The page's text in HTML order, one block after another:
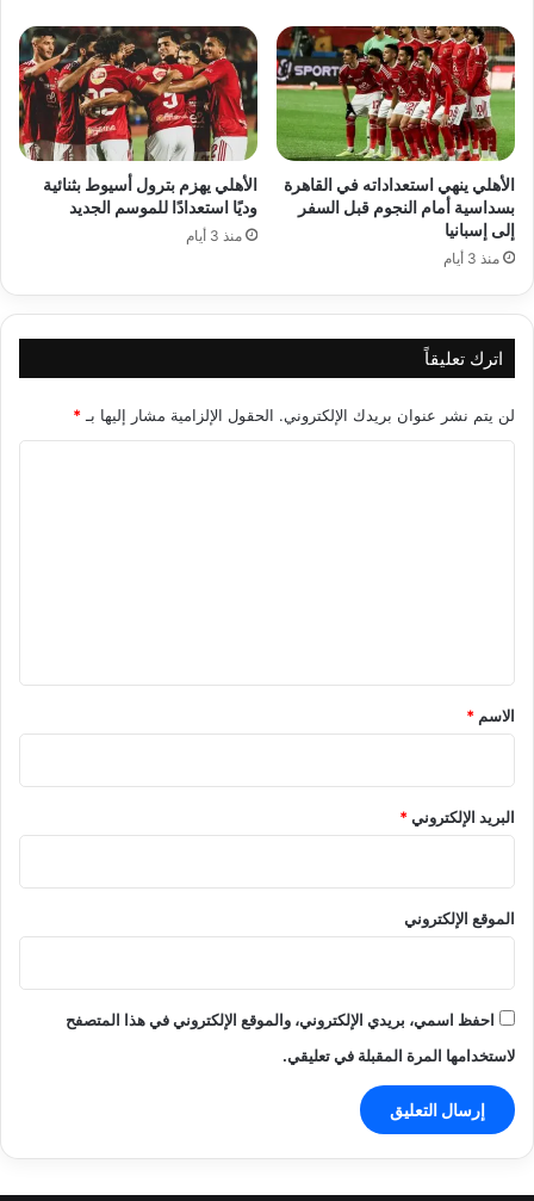
الأهلي ينهي استعداداته في القاهرة
بسداسية أمام النجوم قبل السفر
إلى إسبانيا
منذ 3 أيام
الأهلي يهزم بترول أسيوط بثنائية
وديًا استعدادًا للموسم الجديد
منذ 3 أيام
اترك تعليقاً
لن يتم نشر عنوان بريدك الإلكتروني. الحقول الإلزامية مشار إليها بـ *
*
الاسم *
البريد الإلكتروني*
الموقع الإلكتروني
احفظ اسمي، بريدي الإلكتروني، والموقع الإلكتروني في هذا المتصفح
لاستخدامها المرة المقبلة في تعليقي.